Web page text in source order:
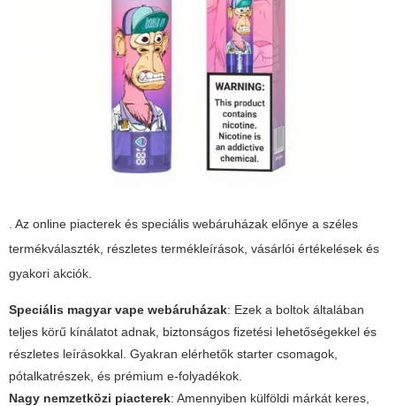
. Az online piacterek és speciális webáruházak előnye a széles
termékválaszték, részletes termékleírások, vásárlói értékelések és
gyakori akciók.
Speciális magyar vape webáruházak: Ezek a boltok általában
teljes körű kínálatot adnak, biztonságos fizetési lehetőségekkel és
részletes leírásokkal. Gyakran elérhetők starter csomagok,
pótalkatrészek, és prémium e-folyadékok.
Nagy nemzetközi piacterek: Amennyiben külföldi márkát keres,